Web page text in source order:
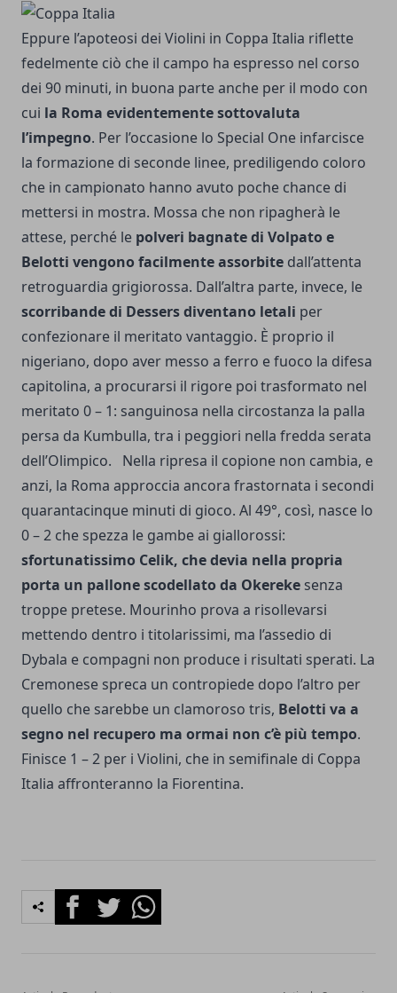
Eppure l’apoteosi dei Violini in Coppa Italia riflette
fedelmente ciò che il campo ha espresso nel corso
dei 90 minuti, in buona parte anche per il modo con
cui la Roma evidentemente sottovaluta
l’impegno. Per l’occasione lo Special One infarcisce
la formazione di seconde linee, prediligendo coloro
che in campionato hanno avuto poche chance di
mettersi in mostra. Mossa che non ripagherà le
attese, perché le polveri bagnate di Volpato e
Belotti vengono facilmente assorbite dall’attenta
retroguardia grigiorossa. Dall’altra parte, invece, le
scorribande di Dessers diventano letali per
confezionare il meritato vantaggio. È proprio il
nigeriano, dopo aver messo a ferro e fuoco la difesa
capitolina, a procurarsi il rigore poi trasformato nel
meritato 0 – 1: sanguinosa nella circostanza la palla
persa da Kumbulla, tra i peggiori nella fredda serata
dell’Olimpico. Nella ripresa il copione non cambia, e
anzi, la Roma approccia ancora frastornata i secondi
quarantacinque minuti di gioco. Al 49°, così, nasce lo
0 – 2 che spezza le gambe ai giallorossi:
sfortunatissimo Celik, che devia nella propria
porta un pallone scodellato da Okereke senza
troppe pretese. Mourinho prova a risollevarsi
mettendo dentro i titolarissimi, ma l’assedio di
Dybala e compagni non produce i risultati sperati. La
Cremonese spreca un contropiede dopo l’altro per
quello che sarebbe un clamoroso tris, Belotti va a
segno nel recupero ma ormai non c’è più tempo.
Finisce 1 – 2 per i Violini, che in semifinale di Coppa
Italia affronteranno la Fiorentina.
FacebookTwitterWhatsapp